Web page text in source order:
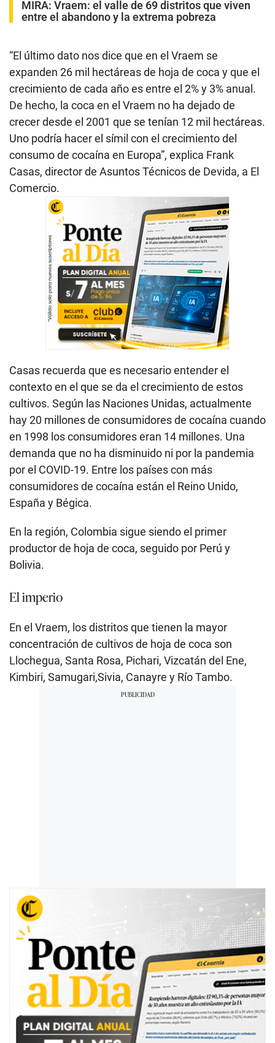
MIRA: Vraem: el valle de 69 distritos que viven
entre el abandono y la extrema pobreza
“El último dato nos dice que en el Vraem se
expanden 26 mil hectáreas de hoja de coca y que el
crecimiento de cada año es entre el 2% y 3% anual.
De hecho, la coca en el Vraem no ha dejado de
crecer desde el 2001 que se tenían 12 mil hectáreas.
Uno podría hacer el símil con el crecimiento del
consumo de cocaína en Europa”, explica Frank
Casas, director de Asuntos Técnicos de Devida, a El
Comercio.
Casas recuerda que es necesario entender el
contexto en el que se da el crecimiento de estos
cultivos. Según las Naciones Unidas, actualmente
hay 20 millones de consumidores de cocaína cuando
en 1998 los consumidores eran 14 millones. Una
demanda que no ha disminuido ni por la pandemia
por el COVID-19. Entre los países con más
consumidores de cocaína están el Reino Unido,
España y Bégica.
En la región, Colombia sigue siendo el primer
productor de hoja de coca, seguido por Perú y
Bolivia.
El imperio
En el Vraem, los distritos que tienen la mayor
concentración de cultivos de hoja de coca son
Llochegua, Santa Rosa, Pichari, Vizcatán del Ene,
Kimbiri, Samugari,Sivia, Canayre y Río Tambo.